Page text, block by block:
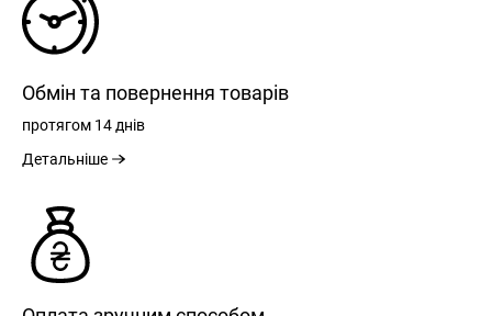
Обмін та повернення товарів
протягом 14 днів
Детальніше